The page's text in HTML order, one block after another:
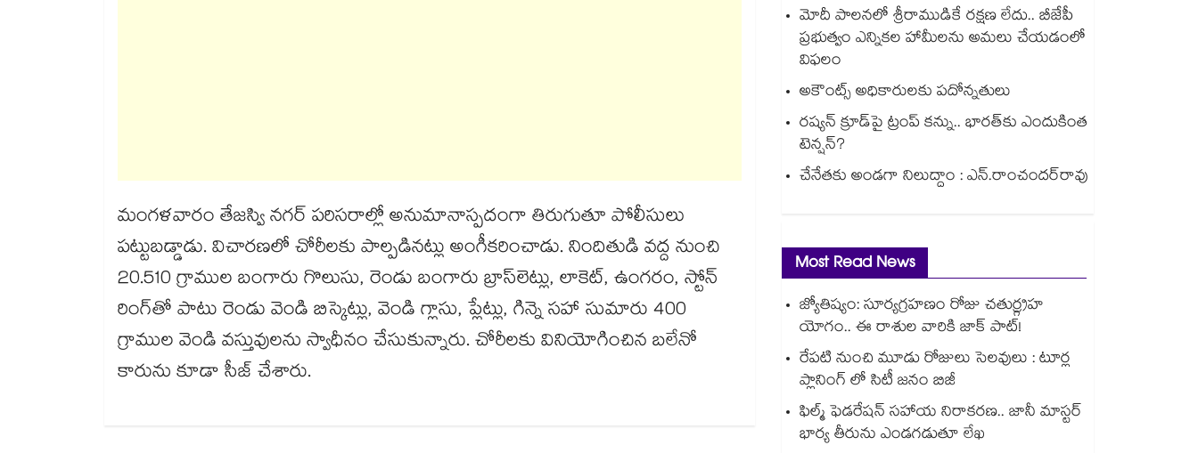
మంగళవారం తేజస్వి నగర్ పరిసరాల్లో అనుమానాస్పదంగా తిరుగుతూ పోలీసులు
పట్టుబడ్డాడు. విచారణలో చోరీలకు పాల్పడినట్లు అంగీకరించాడు. నిందితుడి వద్ద నుంచి
20.510 గ్రాముల బంగారు గొలుసు, రెండు బంగారు బ్రాస్‌‌లెట్లు, లాకెట్, ఉంగరం, స్టోన్
రింగ్‌‌తో పాటు రెండు వెండి బిస్కెట్లు, వెండి గ్లాసు, ప్లేట్లు, గిన్నె సహా సుమారు 400
గ్రాముల వెండి వస్తువులను స్వాధీనం చేసుకున్నారు. చోరీలకు వినియోగించిన బలేనో
కారును కూడా సీజ్​ చేశారు.
మోదీ పాలనలో శ్రీరాముడికే రక్షణ లేదు.. బీజేపీ
ప్రభుత్వం ఎన్నికల హామీలను అమలు చేయడంలో
విఫలం
అకౌంట్స్ అధికారులకు పదోన్నతులు
రష్యన్ క్రూడ్‌పై ట్రంప్ కన్ను.. భారత్‌కు ఎందుకింత
టెన్షన్?
చేనేతకు అండగా నిలుద్దాం : ఎన్‌‌.రాంచందర్‌‌‌‌రావు
Most Read News
జ్యోతిష్యం: సూర్యగ్రహణం రోజు చతుర్గ్రహ
యోగం.. ఈ రాశుల వారికి జాక్ పాట్!
రేపటి నుంచి మూడు రోజులు సెలవులు : టూర్ల
ప్లానింగ్ లో సిటీ జనం బిజీ
ఫిల్మ్ ఫెడరేషన్ సహాయ నిరాకరణ.. జానీ మాస్టర్
భార్య తీరును ఎండగడుతూ లేఖ